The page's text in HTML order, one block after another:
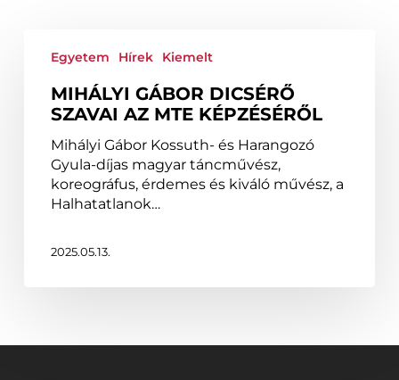
Gábor
szavai
MTE
képzéséről
Egyetem Hírek Kiemelt
MIHÁLYI GÁBOR DICSÉRŐ
SZAVAI AZ MTE KÉPZÉSÉRŐL
Mihályi Gábor Kossuth- és Harangozó
Gyula-díjas magyar táncművész,
koreográfus, érdemes és kiváló művész, a
Halhatatlanok…
2025.05.13.